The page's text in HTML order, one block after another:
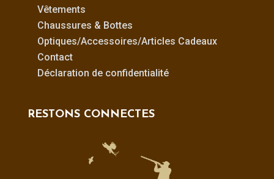
Vêtements
Chaussures & Bottes
Optiques/Accessoires/Articles Cadeaux
Contact
Déclaration de confidentialité
RESTONS CONNECTES